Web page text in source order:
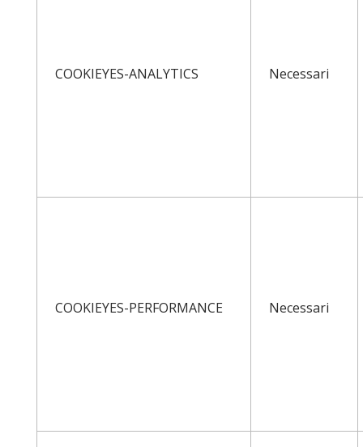
COOKIEYES-ANALYTICS Necessari
COOKIEYES-PERFORMANCE Necessari